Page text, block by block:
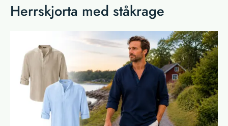
Herrskjorta med ståkrage